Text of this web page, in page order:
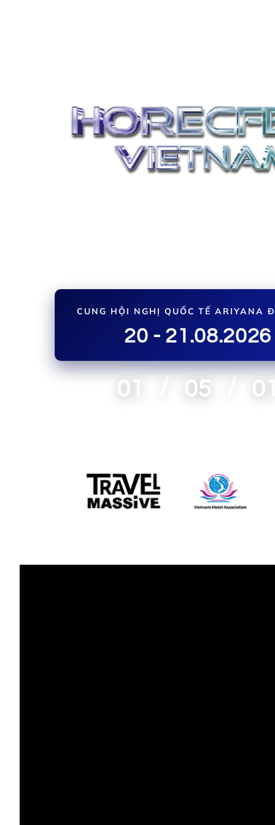
CUNG HỘI NGHỊ QUỐC TẾ ARIYANA
20 - 21.08.2026
01 05 01